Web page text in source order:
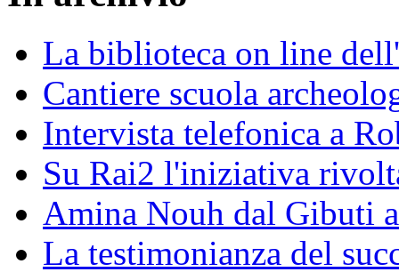
La biblioteca on line
Cantiere scuola
Intervista telefonica a
Su Rai2 l'iniziativa
Amina Nouh dal Gibuti
La testimonianza del